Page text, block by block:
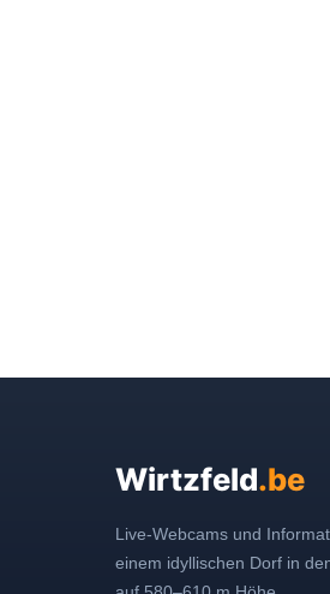
Wirtzfeld.be
Live-Webcams und
einem idyllischen Dorf in